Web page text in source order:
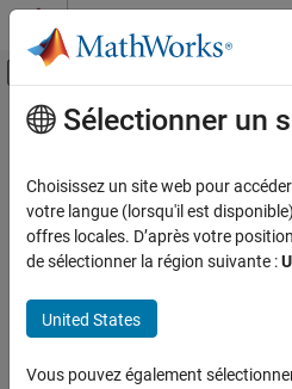
Passer au contenu
Activer/désactiver
Accueil de la documentation
Contenu principal
How useful was
Sélectionner un
Choisissez un site web pour
votre langue (lorsqu'il est
offres locales. D’après votre
de sélectionner la région suivante :
United States
Vous pouvez également